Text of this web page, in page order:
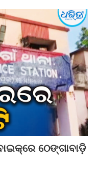
ଠେଙ୍ଗାବାଡ଼ି